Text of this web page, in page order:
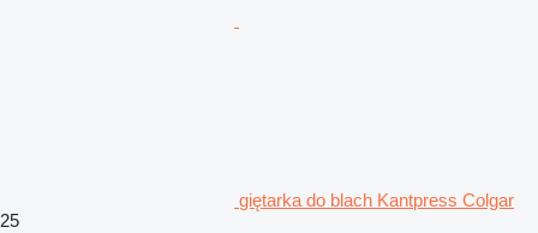
giętarka do blach Kantpress Colgar
25